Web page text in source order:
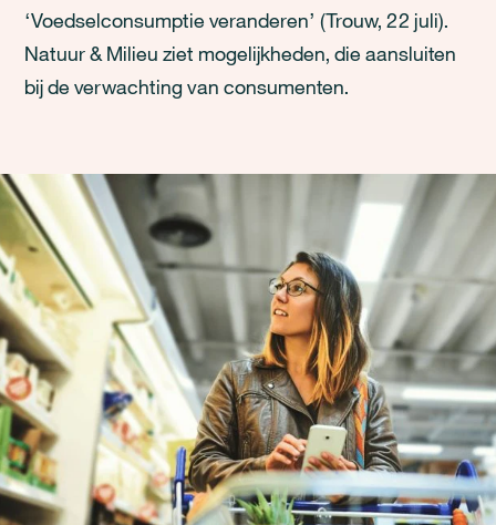
‘Voedselconsumptie veranderen’ (Trouw, 22 juli).
Natuur & Milieu ziet mogelijkheden, die aansluiten
bij de verwachting van consumenten.